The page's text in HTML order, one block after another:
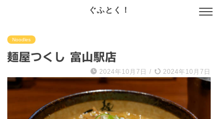
ぐふとく！
Noodles
麺屋つくし 富山駅店
2024年10月7日 / 2024年10月7日